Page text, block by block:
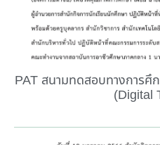
PAT สนามทดสอบทางการศึ
(Digital